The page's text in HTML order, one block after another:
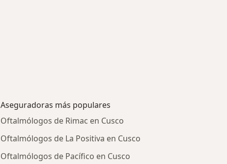
Aseguradoras más populares
Oftalmólogos de Rimac en Cusco
Oftalmólogos de La Positiva en Cusco
Oftalmólogos de Pacífico en Cusco